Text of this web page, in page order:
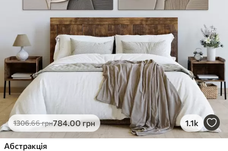
1306.66грн784.00грн 1.1k
Абстракція